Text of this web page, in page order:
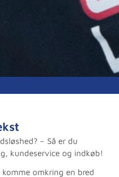
– Så er du
kundeservice og indkøb!
omkring en bred